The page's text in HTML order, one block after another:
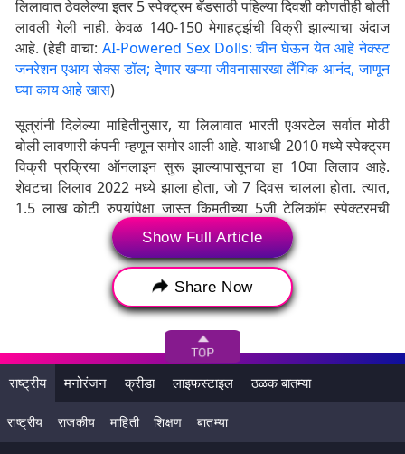
लिलावात ठेवलेल्या इतर 5 स्पेक्ट्रम बँडसाठी पहिल्या दिवशी कोणतीही बोली
लावली गेली नाही. केवळ 140-150 मेगाहर्ट्झची विक्री झाल्याचा अंदाज
आहे. (हेही वाचा: AI-Powered Sex Dolls: चीन घेऊन येत आहे नेक्स्ट
जनरेशन एआय सेक्स डॉल; देणार खऱ्या जीवनासारखा लैंगिक आनंद, जाणून
घ्या काय आहे खास)
सूत्रांनी दिलेल्या माहितीनुसार, या लिलावात भारती एअरटेल सर्वात मोठी
बोली लावणारी कंपनी म्हणून समोर आली आहे. याआधी 2010 मध्ये स्पेक्ट्रम
विक्री प्रक्रिया ऑनलाइन सुरू झाल्यापासूनचा हा 10वा लिलाव आहे.
शेवटचा लिलाव 2022 मध्ये झाला होता, जो 7 दिवस चालला होता. त्यात,
1.5 लाख कोटी रुपयांपेक्षा जास्त किमतीच्या 5जी टेलिकॉम स्पेक्ट्रमची
विक्रमी विक्री झाली. त्या लिलावात अब्जाधीश मुकेश अंबानी यांचा जिओ
सर्वाधिक बोली लावणारा ठरला होता. जिओने 88,078 कोटी रुपयांच्या सर्व
एअरवेव्हपैकी निम्म्या जागा मिळवल्या होत्या. सुनील मित्तल यांच्या भारती
एअरटेलने 2022 च्या स्पेक्ट्रम लिलावात 43,084 कोटी रुपयांची यशस्वी
बोली लावली होती, तर व्होडाफोन-आयडियाने 18,799 कोटी रुपयांना
Show Full Article
Share Now
राष्ट्रीय मनोरंजन क्रीडा लाइफस्टाइल ठळक बातम्या
राष्ट्रीय राजकीय माहिती शिक्षण बातम्या